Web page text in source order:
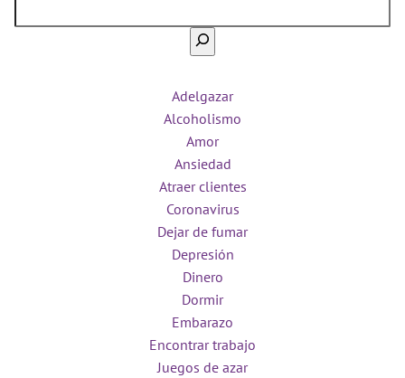
Adelgazar
Alcoholismo
Amor
Ansiedad
Atraer clientes
Coronavirus
Dejar de fumar
Depresión
Dinero
Dormir
Embarazo
Encontrar trabajo
Juegos de azar